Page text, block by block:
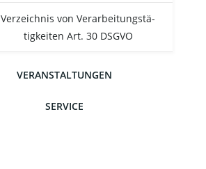
Ver­zeich­nis von Ver­ar­bei­tungs­tä­
tig­kei­ten Art. 30 DSGVO
VER­AN­STAL­TUN­GEN
SER­VICE